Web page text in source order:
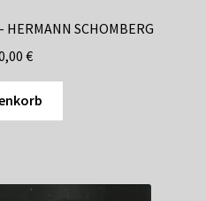
HERMANN SCHOMBERG
€